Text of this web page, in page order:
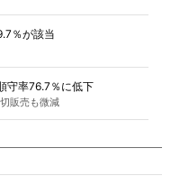
％が該当
守率76.7％に低下
販売も微減